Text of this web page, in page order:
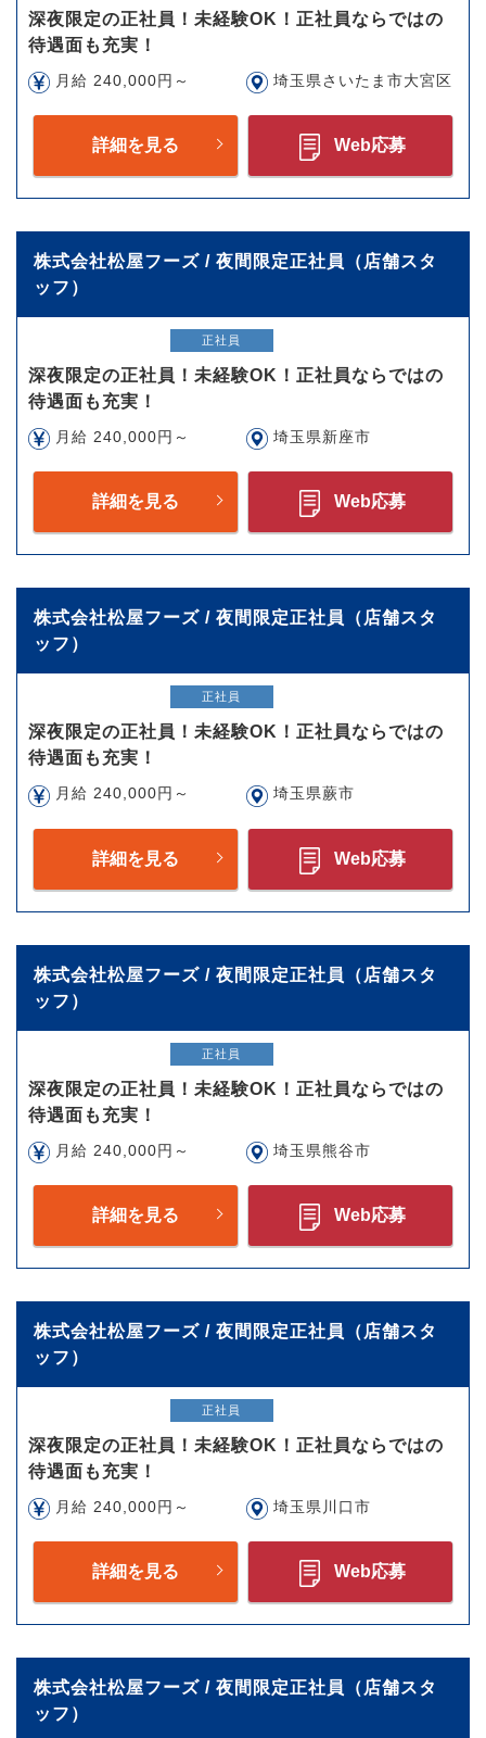
深夜限定の正社員！未経験OK！正社員ならではの
待遇面も充実！
月給 240,000円～ 埼玉県さいたま市大宮区
詳細を見る Web応募
株式会社松屋フーズ / 夜間限定正社員（店舗スタ
ッフ）
正社員
深夜限定の正社員！未経験OK！正社員ならではの
待遇面も充実！
月給 240,000円～ 埼玉県新座市
詳細を見る Web応募
株式会社松屋フーズ / 夜間限定正社員（店舗スタ
ッフ）
正社員
深夜限定の正社員！未経験OK！正社員ならではの
待遇面も充実！
月給 240,000円～ 埼玉県蕨市
詳細を見る Web応募
株式会社松屋フーズ / 夜間限定正社員（店舗スタ
ッフ）
正社員
深夜限定の正社員！未経験OK！正社員ならではの
待遇面も充実！
月給 240,000円～ 埼玉県熊谷市
詳細を見る Web応募
株式会社松屋フーズ / 夜間限定正社員（店舗スタ
ッフ）
正社員
深夜限定の正社員！未経験OK！正社員ならではの
待遇面も充実！
月給 240,000円～ 埼玉県川口市
詳細を見る Web応募
株式会社松屋フーズ / 夜間限定正社員（店舗スタ
ッフ）